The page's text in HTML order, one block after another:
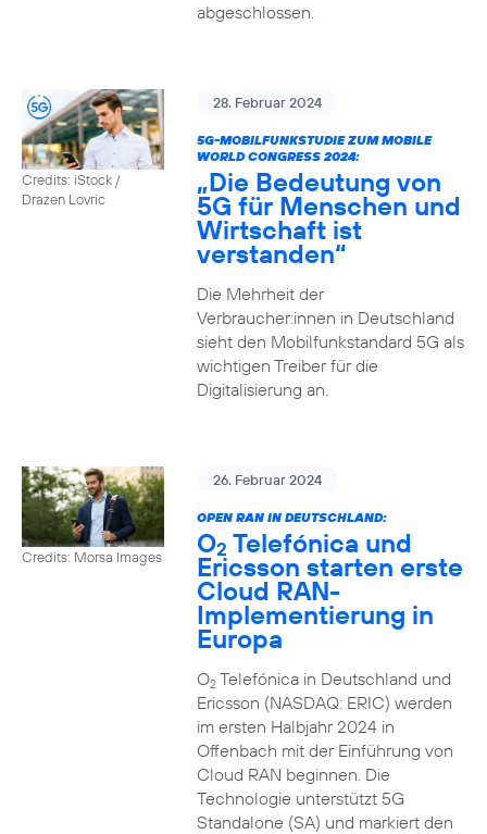
abgeschlossen.
Credits: iStock /
Drazen Lovric
28. Februar 2024
5G-MOBILFUNKSTUDIE ZUM MOBILE
WORLD CONGRESS 2024:
„Die Bedeutung von
5G für Menschen und
Wirtschaft ist
verstanden“
Die Mehrheit der
Verbraucher:innen in Deutschland
sieht den Mobilfunkstandard 5G als
wichtigen Treiber für die
Digitalisierung an.
Credits: Morsa Images
26. Februar 2024
OPEN RAN IN DEUTSCHLAND:
O2 Telefónica und
Ericsson starten erste
Cloud RAN-
Implementierung in
Europa
O2Telefónica in Deutschland und
Ericsson (NASDAQ: ERIC) werden
im ersten Halbjahr 2024 in
Offenbach mit der Einführung von
Cloud RAN beginnen. Die
Technologie unterstützt 5G
Standalone (SA) und markiert den